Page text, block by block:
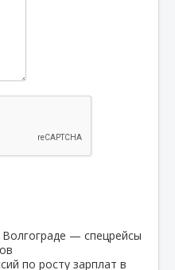
Волгограде — спецрейсы
по росту зарплат в